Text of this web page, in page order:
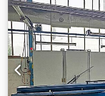
3000–18000 rpm;
alimentare 3x400 V
utilaj
mm. Echipare:
specificațiilor).
automotive,
medicală. Dodoy S